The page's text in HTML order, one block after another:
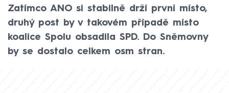
Zatímco ANO si stabilně drží první místo,
druhý post by v takovém případě místo
koalice Spolu obsadila SPD. Do Sněmovny
by se dostalo celkem osm stran.